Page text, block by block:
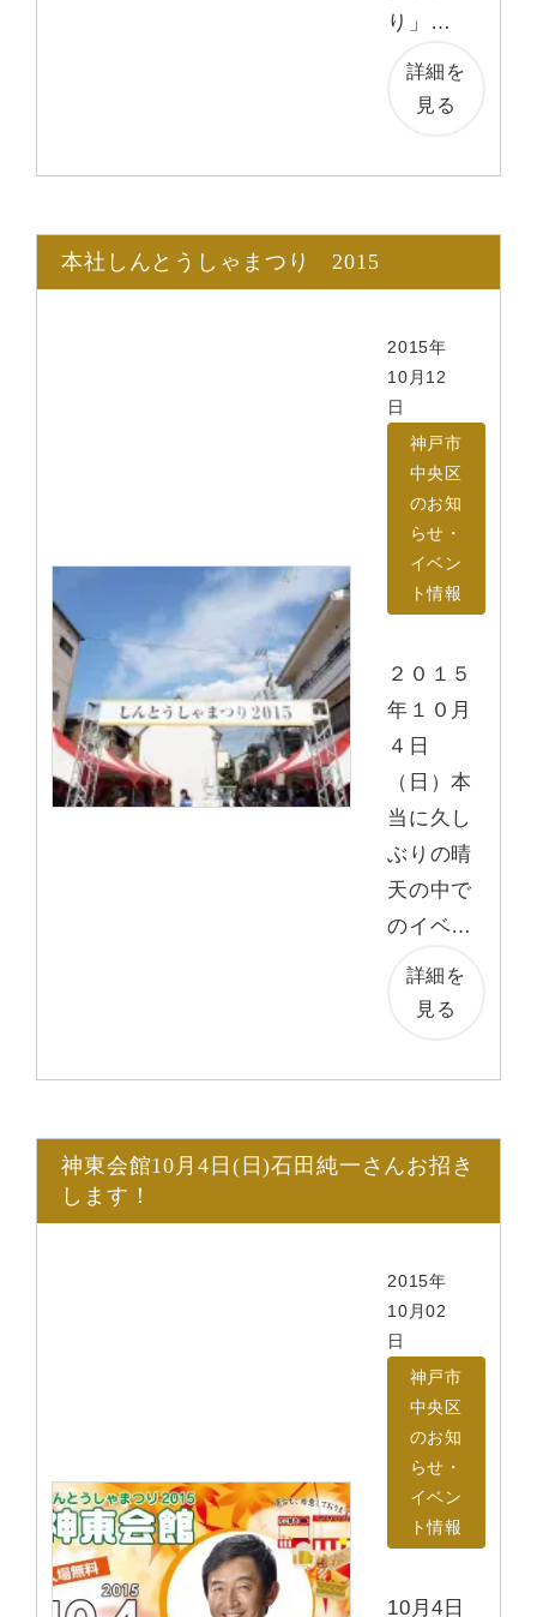
り」…
詳細を
見る
本社しんとうしゃまつり 2015
2015年
10月12
日
神戸市
中央区
のお知
らせ・
イベン
ト情報
２０１５
年１０月
４日
（日）本
当に久し
ぶりの晴
天の中で
のイベ…
詳細を
見る
神東会館10月4日(日)石田純一さんお招き
します！
2015年
10月02
日
神戸市
中央区
のお知
らせ・
イベン
ト情報
10月4日